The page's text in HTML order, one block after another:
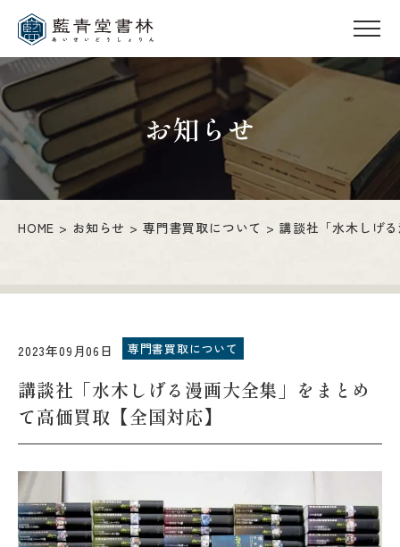
お知らせ
HOME お知らせ 専門書買取について 講談社「水木しげ
2023年09月06日 専門書買取について
講談社「水木しげる漫画大全集」をまとめ
て高価買取【全国対応】